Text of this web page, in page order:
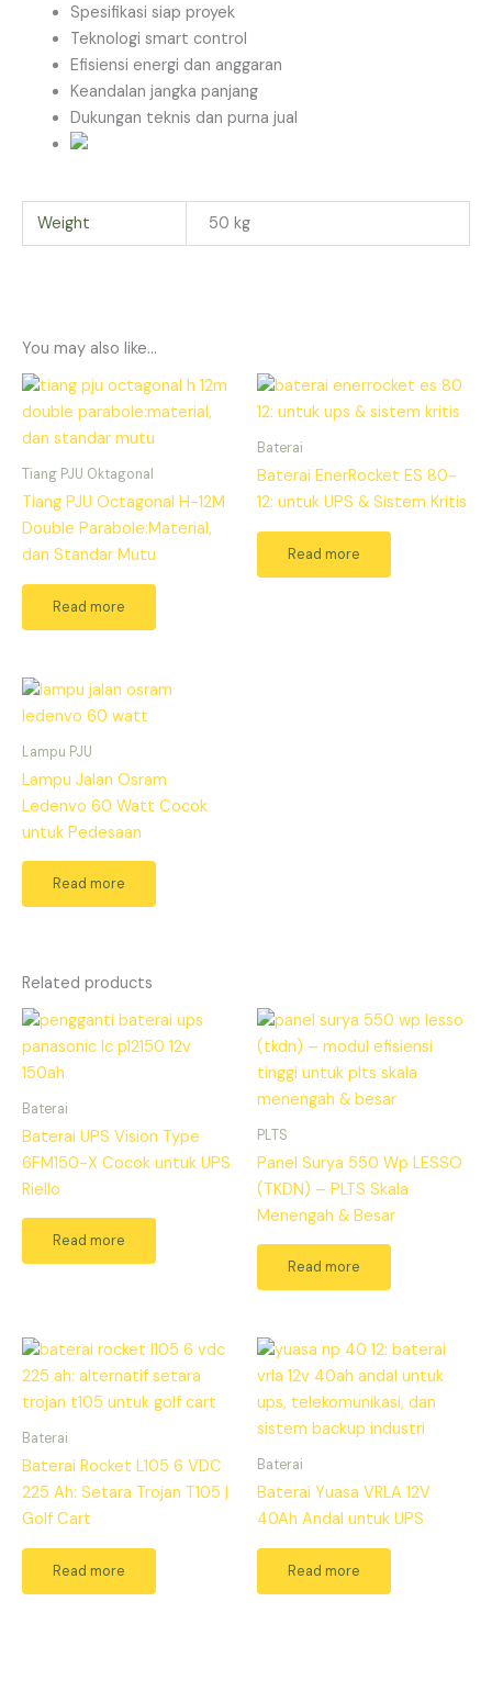
Spesifikasi siap proyek
Teknologi smart control
Efisiensi energi dan anggaran
Keandalan jangka panjang
Dukungan teknis dan purna jual
Weight 50 kg
You may also like…
Tiang PJU Oktagonal
Tiang PJU Octagonal H-12M
Double Parabole:Material,
dan Standar Mutu
Read more
Baterai
Baterai EnerRocket ES 80-
12: untuk UPS & Sistem Kritis
Read more
Lampu PJU
Lampu Jalan Osram
Ledenvo 60 Watt Cocok
untuk Pedesaan
Read more
Related products
Baterai
Baterai UPS Vision Type
6FM150-X Cocok untuk UPS
Riello
Read more
PLTS
Panel Surya 550 Wp LESSO
(TKDN) – PLTS Skala
Menengah & Besar
Read more
Baterai
Baterai Rocket L105 6 VDC
225 Ah: Setara Trojan T105 |
Golf Cart
Read more
Baterai
Baterai Yuasa VRLA 12V
40Ah Andal untuk UPS
Read more